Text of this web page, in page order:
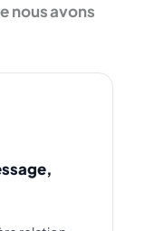
nous avons